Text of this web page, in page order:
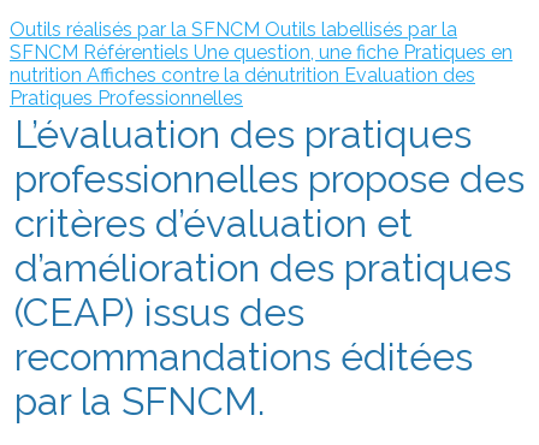
Outils réalisés par la SFNCM Outils labellisés par la
SFNCM Référentiels Une question, une fiche Pratiques en
nutrition Affiches contre la dénutrition Evaluation des
Pratiques Professionnelles
L’évaluation des pratiques
professionnelles propose des
critères d’évaluation et
d’amélioration des pratiques
(CEAP) issus des
recommandations éditées
par la SFNCM.